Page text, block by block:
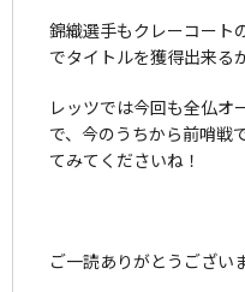
錦織選手もクレーコート
でタイトルを獲得出来る
レッツでは今回も全仏オ
で、今のうちから前哨戦
てみてくださいね！
ご一読ありがとうござい